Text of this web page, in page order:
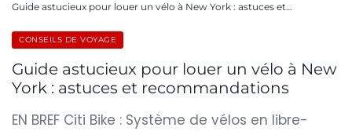
Guide astucieux pour louer un vélo à New York : astuces et…
CONSEILS DE VOYAGE
Guide astucieux pour louer un vélo à New
York : astuces et recommandations
EN BREF Citi Bike : Système de vélos en libre-